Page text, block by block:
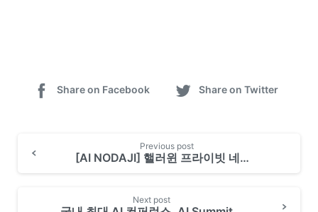
Share on Facebook Share on Twitter
Previous post
[AI NODAJI] 핼러윈 프라이빗 네트워킹 파티: 씨드로닉스 CEO 박별터
Next post